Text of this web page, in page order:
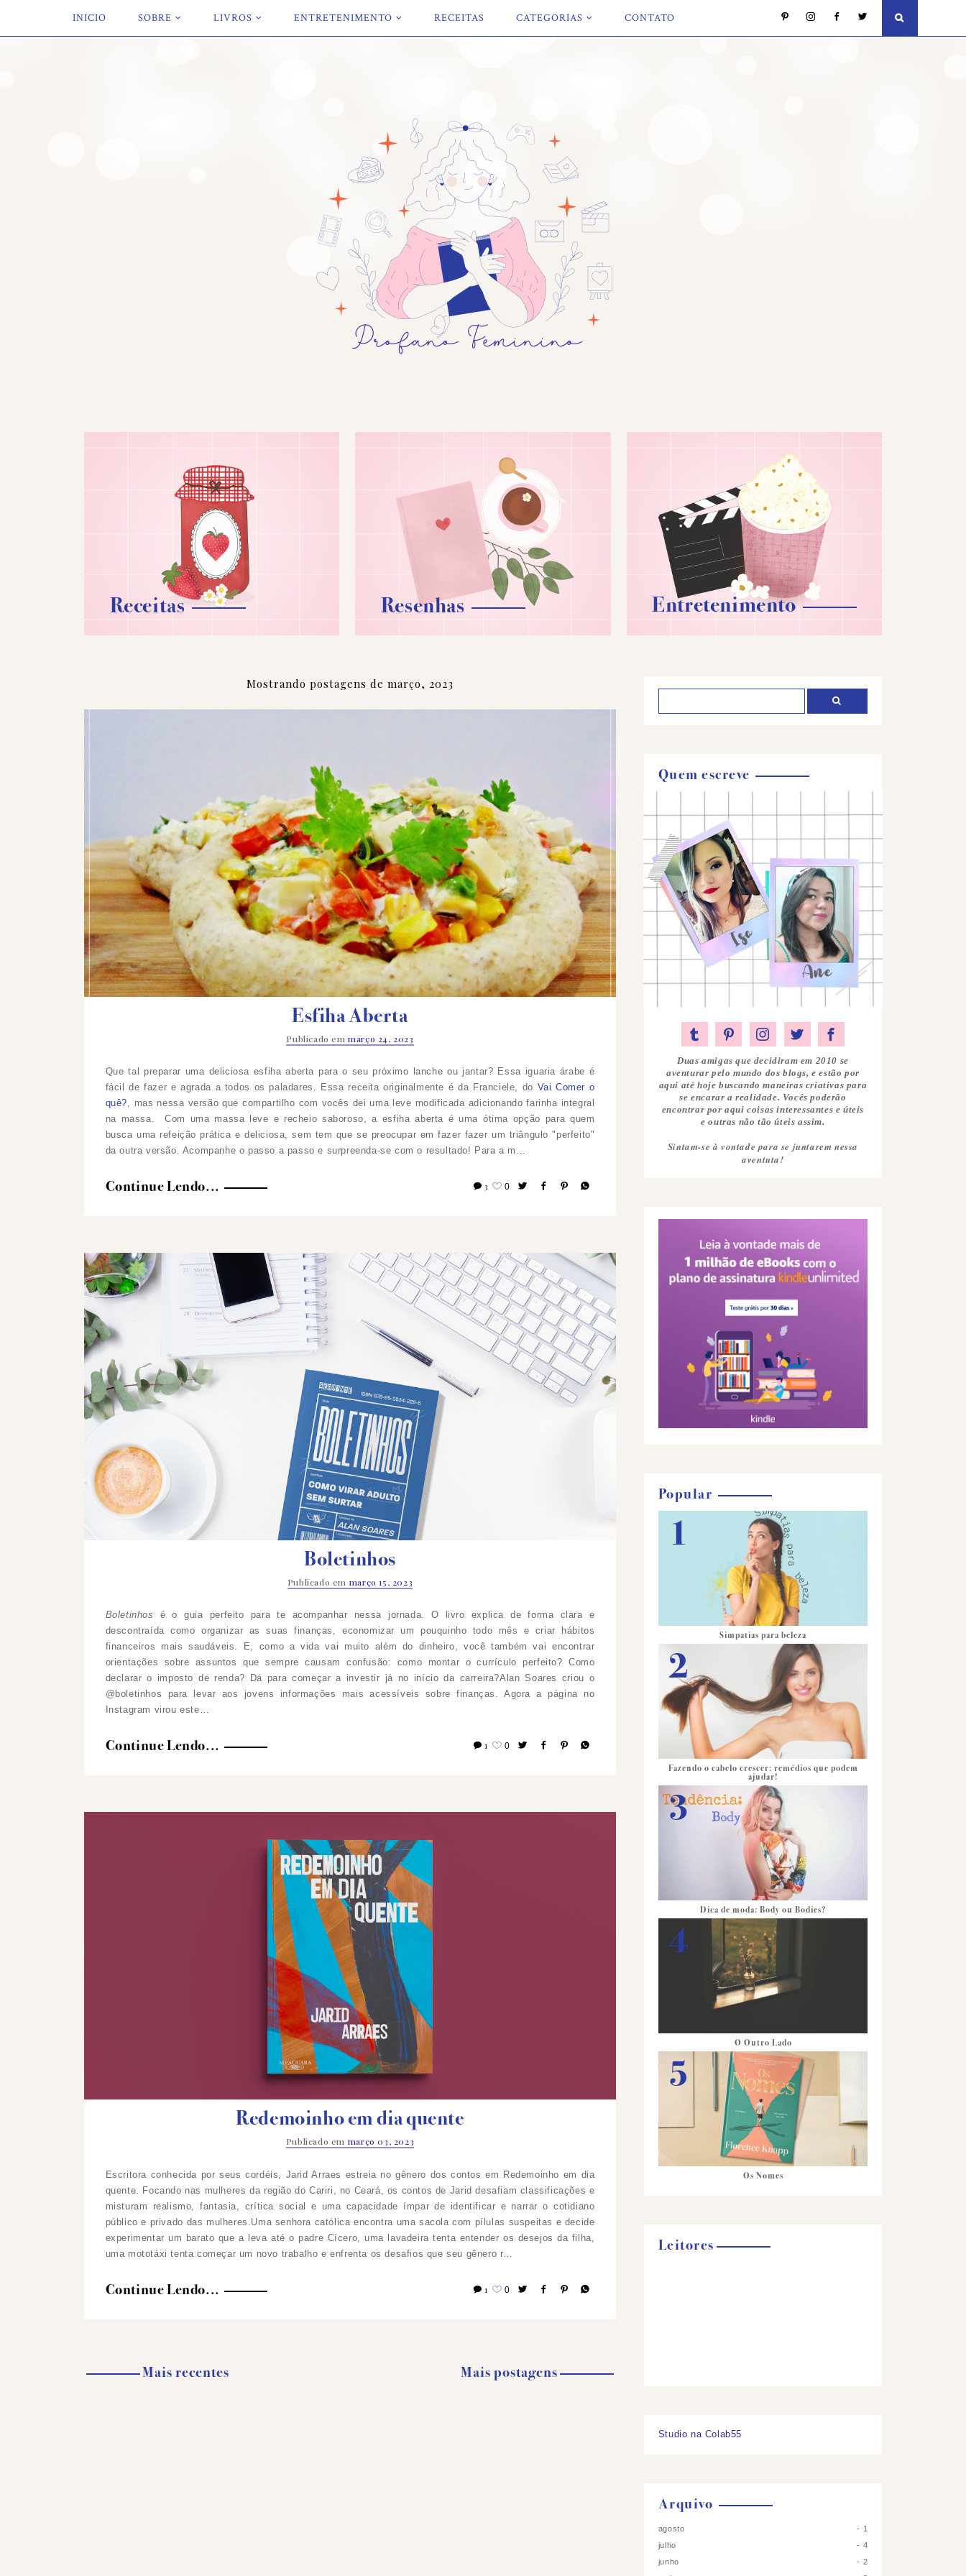
INICIO SOBRE LIVROS ENTRETENIMENTO RECEITAS CATEGORIAS CONTATO
Receitas Resenhas Entretenimento
Mostrando postagens de março, 2023
Esfiha Aberta
Publicado emmarço 24, 2023
Que tal preparar uma deliciosa esfiha aberta para o seu próximo lanche ou jantar? Essa iguaria árabe é
fácil de fazer e agrada a todos os paladares. Essa receita originalmente é da Franciele, do Vai Comer o
quê? , mas nessa versão que compartilho com vocês dei uma leve modificada adicionando farinha integral
na massa.Com uma massa leve e recheio saboroso, a esfiha aberta é uma ótima opção para quem
busca uma refeição prática e deliciosa, sem tem que se preocupar em fazer fazer um triângulo "perfeito"
da outra versão. Acompanhe o passo a passo e surpreenda-se com o resultado! Para a m…
Continue Lendo... 3 0
Boletinhos
Publicado em março 15, 2023
Boletinhos
é o guia perfeito para te acompanhar nessa jornada. O livro explica de forma clara e
descontraída como organizar as suas finanças, economizar um pouquinho todo mês e criar hábitos
financeiros mais saudáveis. E, como a vida vai muito além do dinheiro, você também vai encontrar
orientações sobre assuntos que sempre causam confusão: como montar o currículo perfeito? Como
declarar o imposto de renda? Dá para começar a investir já no início da carreira?Alan Soares criou o
@boletinhos para levar aos jovens informações mais acessíveis sobre finanças. Agora a página no
Instagram virou este…
Continue Lendo... 1 0
Redemoinho em dia quente
Publicado em março 03, 2023
Escritora conhecida por seus cordéis, Jarid Arraes estreia no gênero dos contos em Redemoinho em dia
quente. Focando nas mulheres da região do Cariri, no Ceará, os contos de Jarid desafiam classificações e
misturam realismo, fantasia, crítica social e uma capacidade ímpar de identificar e narrar o cotidiano
público e privado das mulheres.Uma senhora católica encontra uma sacola com pílulas suspeitas e decide
experimentar um barato que a leva até o padre Cícero, uma lavadeira tenta entender os desejos da filha,
uma mototáxi tenta começar um novo trabalho e enfrenta os desafios que seu gênero r…
Continue Lendo... 1 0
Mais recentes Mais postagens
Quem escreve
Duas amigas que decidiram em 2010 se
aventurar pelo mundo dos blogs, e estão por
aqui até hoje buscando maneiras criativas para
se encarar a realidade. Vocês poderão
encontrar por aqui coisas interessantes e úteis
e outras não tão úteis assim.
Sintam-se à vontade para se juntarem nessa
aventuta!
Popular
Simpatias para beleza
Fazendo o cabelo crescer: remédios que podem
ajudar!
Dica de moda: Body ou Bodies?
O Outro Lado
Os Nomes
Leitores
Studio na Colab55
Arquivo
agosto
1
julho
4
junho
2